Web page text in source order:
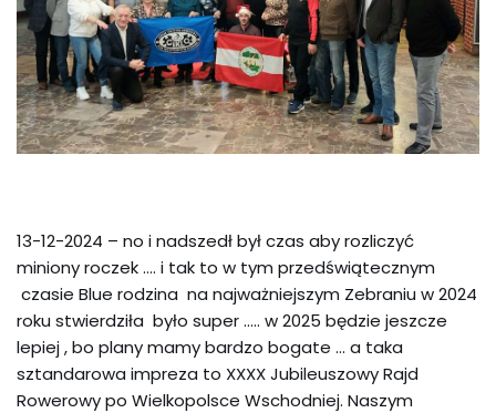
13-12-2024 – no i nadszedł był czas aby rozliczyć
miniony roczek …. i tak to w tym przedświątecznym
czasie Blue rodzina na najważniejszym Zebraniu w 2024
roku stwierdziła było super ….. w 2025 będzie jeszcze
lepiej , bo plany mamy bardzo bogate … a taka
sztandarowa impreza to XXXX Jubileuszowy Rajd
Rowerowy po Wielkopolsce Wschodniej. Naszym